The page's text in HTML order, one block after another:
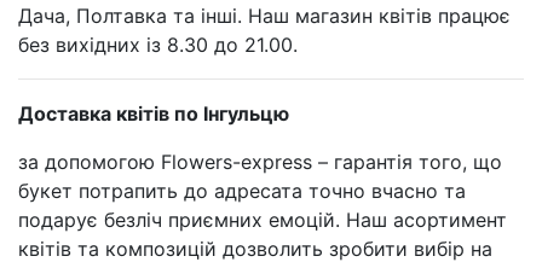
Дача, Полтавка та інші. Наш магазин квітів працює
без вихідних із 8.30 до 21.00.
Доставка квітів по Інгульцю
за допомогою Flowers-express – гарантія того, що
букет потрапить до адресата точно вчасно та
подарує безліч приємних емоцій. Наш асортимент
квітів та композицій дозволить зробити вибір на